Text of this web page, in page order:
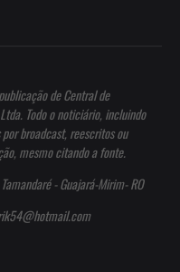
de Central de
Todo o noticiário, incluindo
broadcast, reescritos ou
mesmo citando a fonte.
- Guajará-Mirim- RO